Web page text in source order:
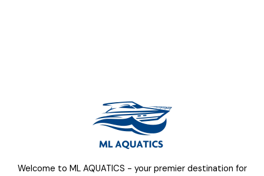
Welcome to ML AQUATICS - your premier destination for